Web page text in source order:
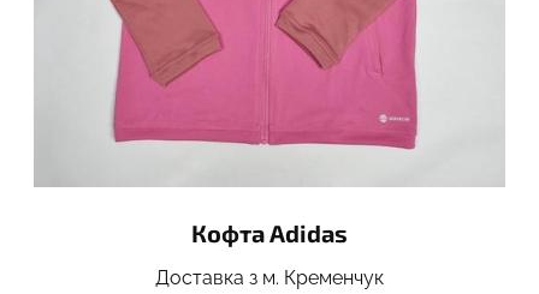
Кофта Adidas
Доставка з м. Кременчук